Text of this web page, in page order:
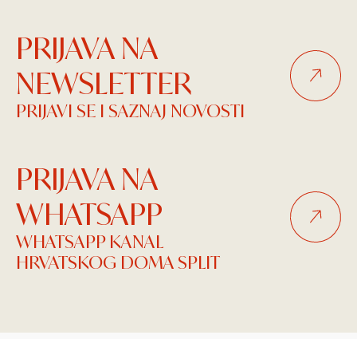
PRIJAVA NA
NEWSLETTER
PRIJAVI SE I SAZNAJ NOVOSTI
PRIJAVA NA
WHATSAPP
WHATSAPP KANAL
HRVATSKOG DOMA SPLIT